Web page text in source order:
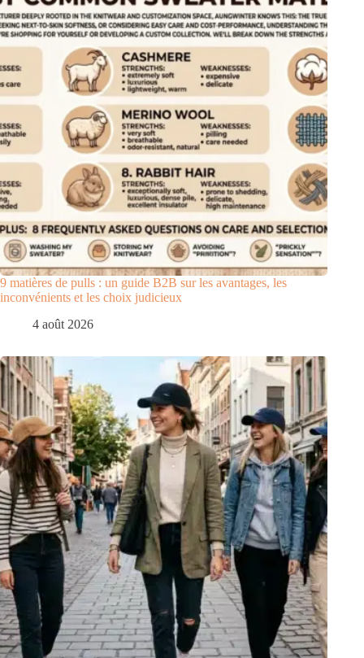
9 matières de pulls : un guide B2B sur les avantages, les
inconvénients et les choix judicieux
4 août 2026